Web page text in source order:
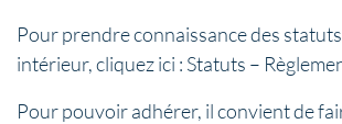
Pour prendre connaissance des
intérieur, cliquez ici : Statuts –
Pour pouvoir adhérer, il convient de